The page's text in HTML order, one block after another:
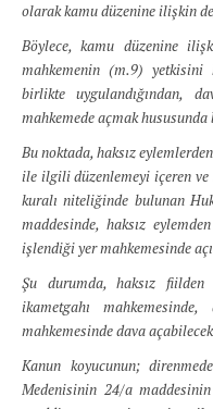
olarak kamu düzenine ilişkin
Böylece, kamu düzenine
mahkemenin (m.9) yetkisini
birlikte uygulandığından,
mahkemede açmak
Bu noktada, haksız
ile ilgili düzenlemeyi içeren
kuralı niteliğinde bulunan
maddesinde, haksız
işlendiği yer mahkemesinde
Şu durumda, haksız fiilden
ikametgahı
mahkemesinde dava
Kanun koyucunun;
Medenisinin 24/a